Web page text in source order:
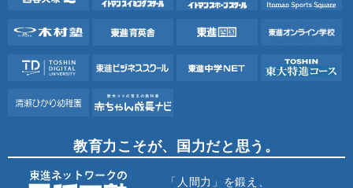
教育力こそが、国力だと思う。
「人間力」を鍛え、